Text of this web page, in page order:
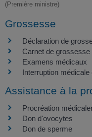
(Première ministre)
Grossesse
Déclaration de
Carnet de grossesse
Examens médicaux
Interruption
Assistance à la
Procréation
Don d'ovocytes
Don de sperme